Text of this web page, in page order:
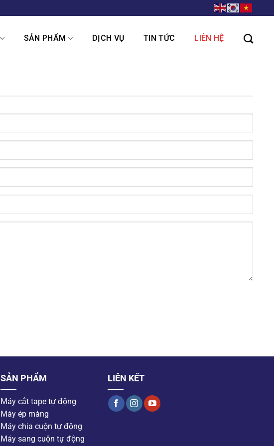
SẢN PHẨM DỊCH VỤ TIN TỨC LIÊN HỆ
SẢN PHẨM
Máy cắt tape tự động
Máy ép màng
Máy chia cuộn tự động
Máy sang cuộn tự động
LIÊN KẾT